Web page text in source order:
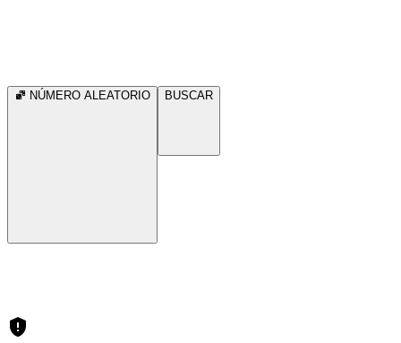
NÚMERO ALEATORIO BUSCAR